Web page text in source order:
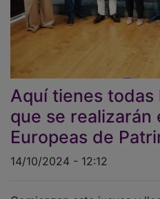
Aquí tienes todas
que se realizarán
Europeas de
14/10/2024 - 12:12